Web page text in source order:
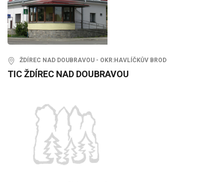
ŽDÍREC NAD DOUBRAVOU - OKR:HAVLÍČKŮV BROD
TIC ŽDÍREC NAD DOUBRAVOU